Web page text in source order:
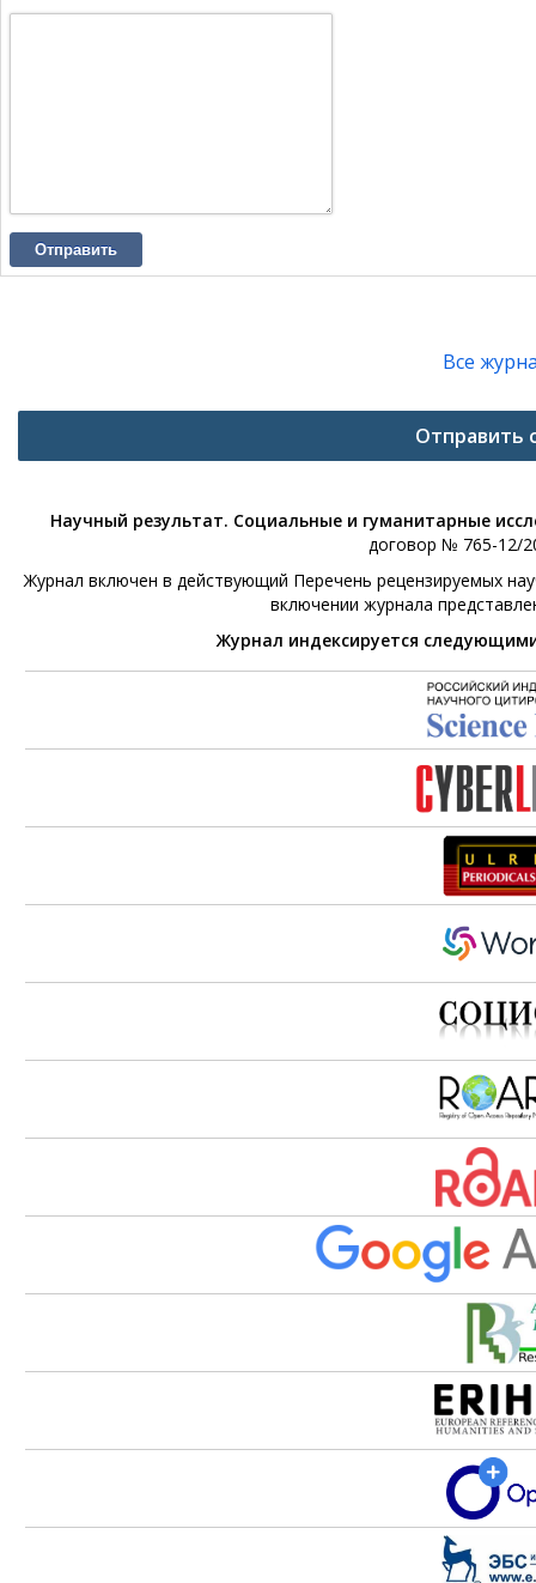
Отправить
Все
Отправить
Научный результат. Социальные и гуманитарные
договор № 765-12/
Журнал включен в действующий Перечень рецензируемых
включении журнала
Журнал индексируется